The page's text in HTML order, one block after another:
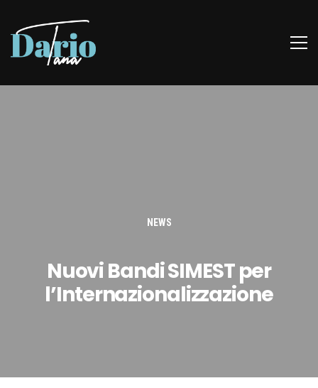
NEWS
Nuovi Bandi SIMEST per
l’Internazionalizzazione